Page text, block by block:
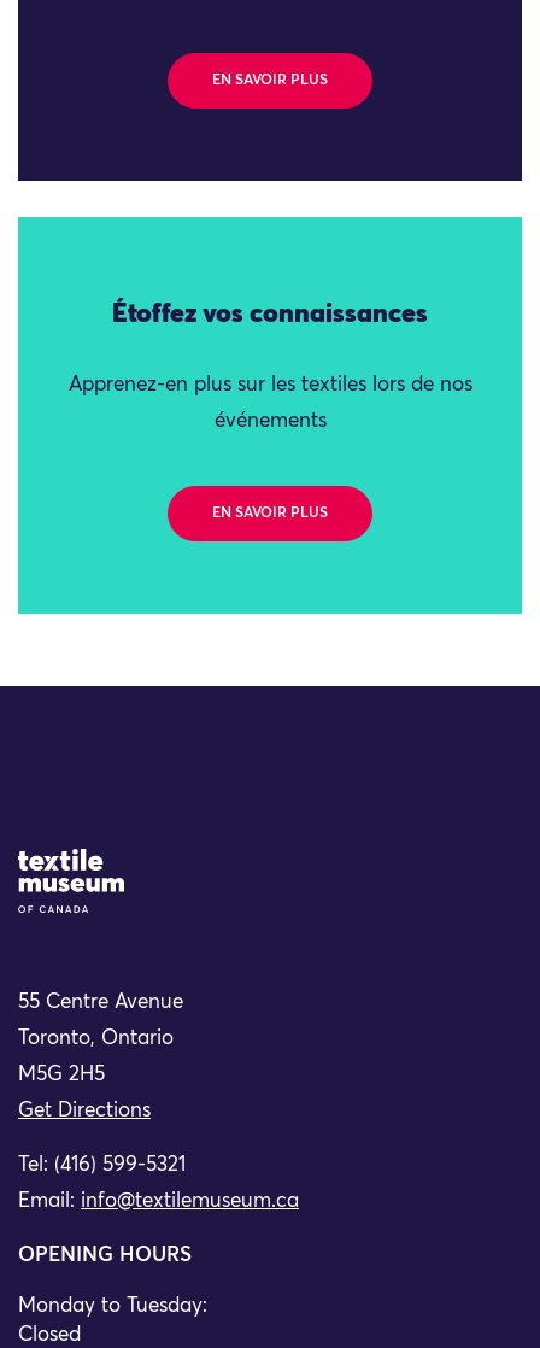
EN SAVOIR PLUS
Étoffez vos connaissances
Apprenez-en plus sur les textiles lors de nos
événements
EN SAVOIR PLUS
Site Logo
55 Centre Avenue
Toronto, Ontario
M5G 2H5
Get Directions
Tel: (416) 599-5321
Email: info@textilemuseum.ca
OPENING HOURS
Monday to Tuesday:
Closed